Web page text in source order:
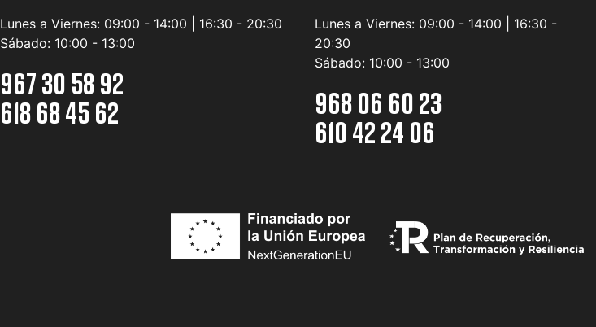
Lunes a Viernes: 09:00 - 14:00 | 16:30 - 20:30
Sábado: 10:00 - 13:00
967 30 58 92
618 68 45 62
Lunes a Viernes: 09:00 - 14:00 | 16:30 -
20:30
Sábado: 10:00 - 13:00
968 06 60 23
610 42 24 06